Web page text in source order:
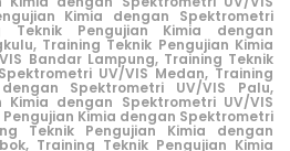
Kimia dengan Spektrometri
Teknik Pengujian Kimia dengan
Training Teknik Pengujian Kimia
Bandar Lampung, Training Teknik
UV/VIS Medan, Training
Spektrometri UV/VIS Palu,
Kimia dengan Spektrometri UV/VIS
Pengujian Kimia dengan Spektrometri
Teknik Pengujian Kimia dengan
Training Teknik Pengujian Kimia